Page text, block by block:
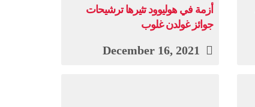
أزمة في هوليوود تثيرها ترشيحات
جوائز غولدن غلوب